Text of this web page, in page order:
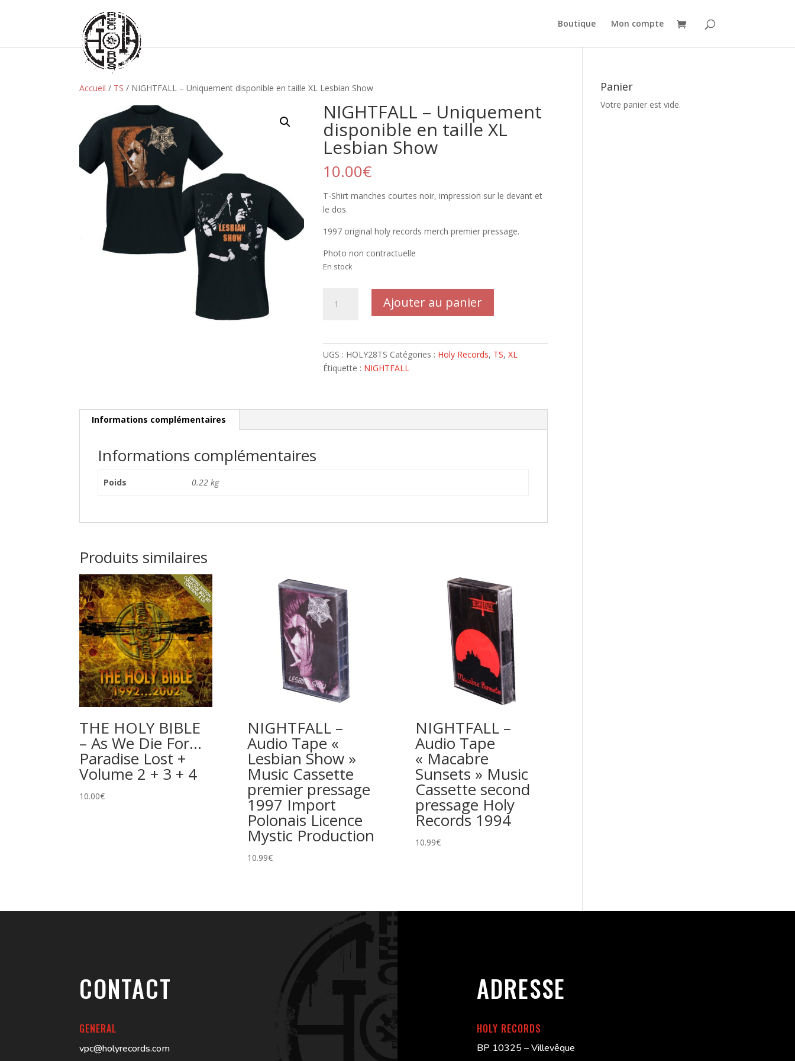
Boutique Mon compte
Accueil / TS / NIGHTFALL – Uniquement disponible en taille XL Lesbian Show
NIGHTFALL – Uniquement
disponible en taille XL
Lesbian Show
10.00€
T-Shirt manches courtes noir, impression sur le devant et
le dos.
1997 original holy records merch premier pressage.
Photo non contractuelle
En stock
disponible
Show
Ajouter au panier
UGS : HOLY28TS Catégories : Holy Records, TS,XL
Étiquette : NIGHTFALL
Informations complémentaires
Informations complémentaires
Poids 0.22 kg
Produits similaires
THE HOLY BIBLE
– As We Die For…
Paradise Lost +
Volume 2 + 3 + 4
10.00€
NIGHTFALL –
Audio Tape «
Lesbian Show »
Music Cassette
premier pressage
1997 Import
Polonais Licence
Mystic Production
10.99€
NIGHTFALL –
Audio Tape
« Macabre
Sunsets » Music
Cassette second
pressage Holy
Records 1994
10.99€
Panier
Votre panier est vide.
CONTACT
GENERAL
vpc@holyrecords.com
ADRESSE
HOLY RECORDS
BP 10325 – Villevêque